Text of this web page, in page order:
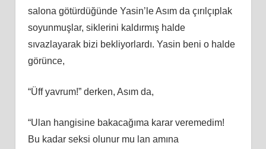
salona götürdüğünde Yasin’le Asım da çırılçıplak
soyunmuşlar, siklerini kaldırmış halde
sıvazlayarak bizi bekliyorlardı. Yasin beni o halde
görünce,
“Üff yavrum!” derken, Asım da,
“Ulan hangisine bakacağıma karar veremedim!
Bu kadar seksi olunur mu lan amına